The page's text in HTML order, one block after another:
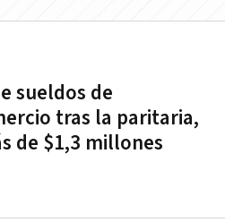
sueldos de
tras la paritaria,
de $1,3 millones